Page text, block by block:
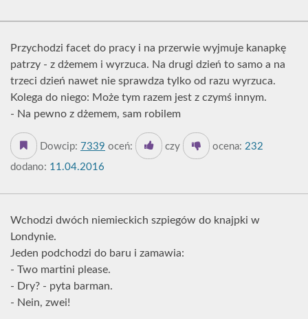
Przychodzi facet do pracy i na przerwie wyjmuje kanapkę
patrzy - z dżemem i wyrzuca. Na drugi dzień to samo a na
trzeci dzień nawet nie sprawdza tylko od razu wyrzuca.
Kolega do niego: Może tym razem jest z czymś innym.
- Na pewno z dżemem, sam robilem
Dowcip: 7339 oceń: czy ocena: 232
dodano: 11.04.2016
Wchodzi dwóch niemieckich szpiegów do knajpki w
Londynie.
Jeden podchodzi do baru i zamawia:
- Two martini please.
- Dry? - pyta barman.
- Nein, zwei!